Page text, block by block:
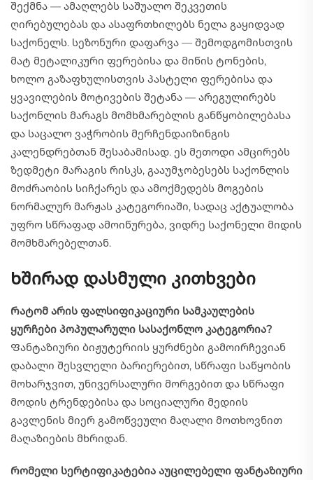
შექმნა — ამაღლებს საშუალო შეკვეთის
ღირებულებას და ასაფრთხილებს ნელა გაყიდვად
საქონელს. სეზონური დაფარვა — შემოდგომისთვის
მატ მეტალიკური ფერებისა და მიწის ტონების,
ხოლო გაზაფხულისთვის პასტელი ფერებისა და
ყვავილების მოტივების შეტანა — არეგულირებს
საქონლის მარაგს მომხმარებლის განწყობილებასა
და საცალო ვაჭრობის მერჩენდაიზინგის
კალენდრებთან შესაბამისად. ეს მეთოდი ამცირებს
ზედმეტი მარაგის რისკს, გააუმჯობესებს საქონლის
მოძრაობის სიჩქარეს და ამოქმედებს მოგების
ნორმალურ მარჟას კატეგორიაში, სადაც აქტუალობა
უფრო სწრაფად ამოიწურება, ვიდრე საქონელი მიდის
მომხმარებელთან.
Ხშირად დასმული კითხვები
Რატომ არის ფალსიფიკაციური სამკაულების
ყურჩები პოპულარული სასაქონლო კატეგორია?
Ფანტაზიური ბიჟუტერიის ყურძნები გამოირჩევიან
დაბალი შესვლელი ბარიერებით, სწრაფი საწყობის
მოხარჯვით, უნივერსალური მორგებით და სწრაფი
მოდის ტრენდებისა და სოციალური მედიის
გავლენის მიერ გამოწვეული მაღალი მოთხოვნით
მაღაზიების მხრიდან.
Რომელი სერტიფიკატებია აუცილებელი ფანტაზიური